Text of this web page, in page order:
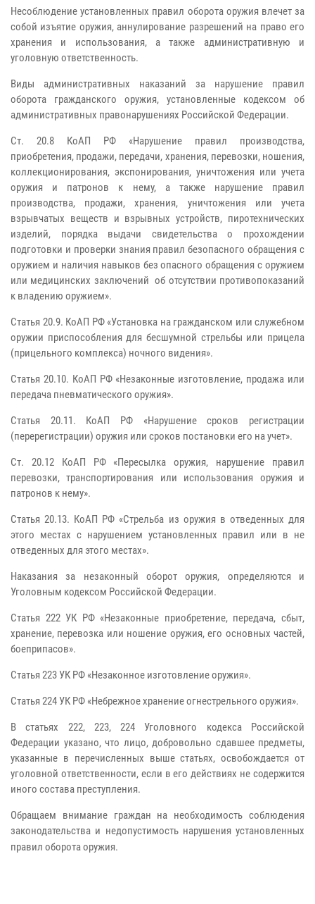
Несоблюдение установленных правил оборота оружия влечет за
собой изъятие оружия, аннулирование разрешений на право его
хранения и использования, а также административную и
уголовную ответственность.
Виды административных наказаний за нарушение правил
оборота гражданского оружия, установленные кодексом об
административных правонарушениях Российской Федерации.
Ст. 20.8 КоАП РФ «Нарушение правил производства,
приобретения, продажи, передачи, хранения, перевозки, ношения,
коллекционирования, экспонирования, уничтожения или учета
оружия и патронов к нему, а также нарушение правил
производства, продажи, хранения, уничтожения или учета
взрывчатых веществ и взрывных устройств, пиротехнических
изделий, порядка выдачи свидетельства о прохождении
подготовки и проверки знания правил безопасного обращения с
оружием и наличия навыков без опасного обращения с оружием
или медицинских заключений об отсутствии противопоказаний
к владению оружием».
Статья 20.9. КоАП РФ «Установка на гражданском или служебном
оружии приспособления для бесшумной стрельбы или прицела
(прицельного комплекса) ночного видения».
Статья 20.10. КоАП РФ «Незаконные изготовление, продажа или
передача пневматического оружия».
Статья 20.11. КоАП РФ «Нарушение сроков регистрации
(перерегистрации) оружия или сроков постановки его на учет».
Ст. 20.12 КоАП РФ «Пересылка оружия, нарушение правил
перевозки, транспортирования или использования оружия и
патронов к нему».
Статья 20.13. КоАП РФ «Стрельба из оружия в отведенных для
этого местах с нарушением установленных правил или в не
отведенных для этого местах».
Наказания за незаконный оборот оружия, определяются и
Уголовным кодексом Российской Федерации.
Статья 222 УК РФ «Незаконные приобретение, передача, сбыт,
хранение, перевозка или ношение оружия, его основных частей,
боеприпасов».
Статья 223 УК РФ «Незаконное изготовление оружия».
Статья 224 УК РФ «Небрежное хранение огнестрельного оружия».
В статьях 222, 223, 224 Уголовного кодекса Российской
Федерации указано, что лицо, добровольно сдавшее предметы,
указанные в перечисленных выше статьях, освобождается от
уголовной ответственности, если в его действиях не содержится
иного состава преступления.
Обращаем внимание граждан на необходимость соблюдения
законодательства и недопустимость нарушения установленных
правил оборота оружия.